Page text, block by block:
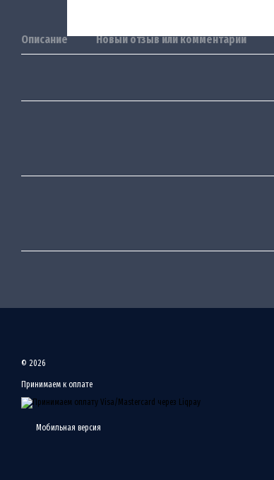
Описание Новый отзыв или комментарий
© 2026
Принимаем к оплате
Мобильная версия